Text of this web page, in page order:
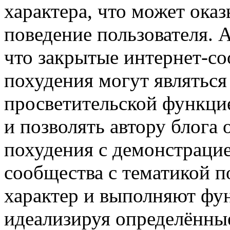
характера, что может
поведение пользователя.
что закрытые интернет-
похудения могут
просветительской
и позволять автору
похудения с
сообщества с тематикой
характер и выполняют
идеализируя